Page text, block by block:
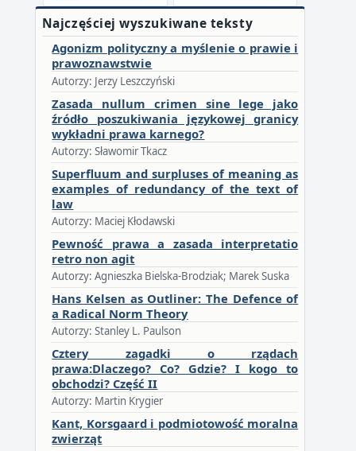
Najczęściej wyszukiwane teksty
Agonizm polityczny a myślenie o prawie i
prawoznawstwie
Autorzy: Jerzy Leszczyński
Zasada nullum crimen sine lege jako
źródło poszukiwania językowej granicy
wykładni prawa karnego?
Autorzy: Sławomir Tkacz
Superfluum and surpluses of meaning as
examples of redundancy of the text of
law
Autorzy: Maciej Kłodawski
Pewność prawa a zasada interpretatio
retro non agit
Autorzy: Agnieszka Bielska-Brodziak; Marek Suska
Hans Kelsen as Outliner: The Defence of
a Radical Norm Theory
Autorzy: Stanley L. Paulson
Cztery zagadki o rządach
prawa:Dlaczego? Co? Gdzie? I kogo to
obchodzi? Część II
Autorzy: Martin Krygier
Kant, Korsgaard i podmiotowość moralna
zwierząt